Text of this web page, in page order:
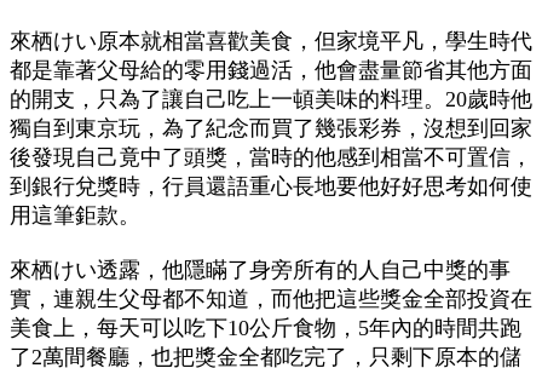
來栖けい原本就相當喜歡美食，但家境平凡，學生時代
都是靠著父母給的零用錢過活，他會盡量節省其他方面
的開支，只為了讓自己吃上一頓美味的料理。20歲時他
獨自到東京玩，為了紀念而買了幾張彩券，沒想到回家
後發現自己竟中了頭獎，當時的他感到相當不可置信，
到銀行兌獎時，行員還語重心長地要他好好思考如何使
用這筆鉅款。
來栖けい透露，他隱瞞了身旁所有的人自己中獎的事
實，連親生父母都不知道，而他把這些獎金全部投資在
美食上，每天可以吃下10公斤食物，5年內的時間共跑
了2萬間餐廳，也把獎金全都吃完了，只剩下原本的儲